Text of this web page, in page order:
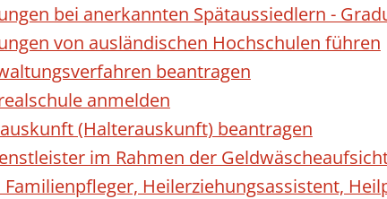
bei anerkannten Spätaussiedlern -
von ausländischen Hochschulen führen
beantragen
anmelden
(Halterauskunft) beantragen
im Rahmen der
Heilerziehungsassistent,